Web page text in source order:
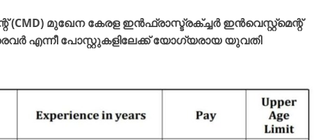
മുഖേന കേരള ഇൻഫ്രാസ്ട്രക്ച്ചർ ഇൻവെസ്റ്റ്മെന്റ്
എന്നീ പോസ്റ്റുകളിലേക്ക് യോഗ്യരായ യുവതി